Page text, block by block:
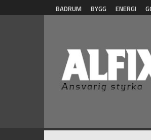
Hoppa till huvudinnehåll
BADRUM BYGG ENERGI